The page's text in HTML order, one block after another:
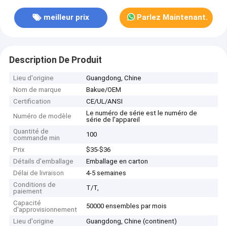
meilleur prix Parlez Maintenant.
Description De Produit
Lieu d'origine
Guangdong, Chine
Nom de marque
Bakue/OEM
Certification
CE/UL/ANSI
Numéro de modèle
Le numéro de série est le numéro de
série de l'appareil
Quantité de
commande min
100
Prix
$35-$36
Détails d'emballage
Emballage en carton
Délai de livraison
4-5 semaines
Conditions de
paiement
T/T,
Capacité
d'approvisionnement
50000 ensembles par mois
Lieu d'origine
Guangdong, Chine (continent)